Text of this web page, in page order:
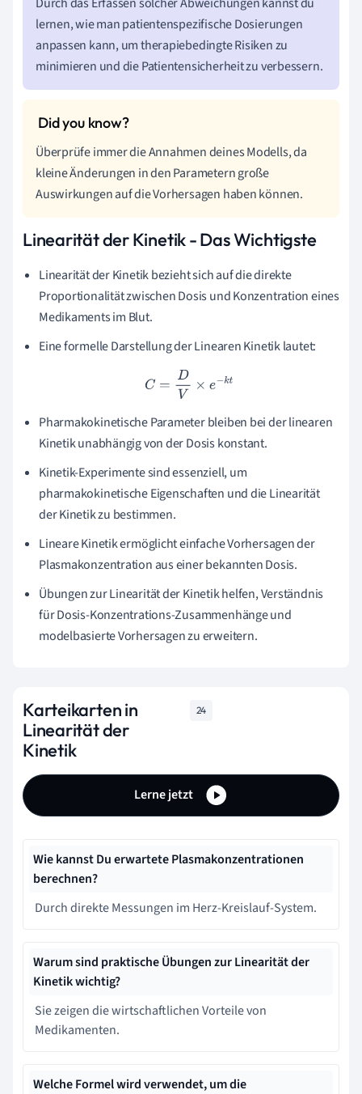
lernen, wie man patientenspezifische Dosierungen
anpassen kann, um therapiebedingte Risiken zu
minimieren und die Patientensicherheit zu verbessern.
Überprüfe immer die Annahmen deines Modells, da
kleine Änderungen in den Parametern große
Auswirkungen auf die Vorhersagen haben können.
Linearität der Kinetik - Das Wichtigste
Linearität der Kinetik bezieht sich auf die direkte
Proportionalität zwischen Dosis und Konzentration eines
Medikaments im Blut.
Eine formelle Darstellung der Linearen Kinetik lautet:
C= DV× e− kt
Pharmakokinetische Parameter bleiben bei der linearen
Kinetik unabhängig von der Dosis konstant.
Kinetik-Experimente sind essenziell, um
pharmakokinetische Eigenschaften und die Linearität
der Kinetik zu bestimmen.
Lineare Kinetik ermöglicht einfache Vorhersagen der
Plasmakonzentration aus einer bekannten Dosis.
Übungen zur Linearität der Kinetik helfen, Verständnis
für Dosis-Konzentrations-Zusammenhänge und
modelbasierte Vorhersagen zu erweitern.
Karteikarten in
Linearität der
Kinetik
24
Lerne jetzt
Wie kannst Du erwartete Plasmakonzentrationen
berechnen?
Durch direkte Messungen im Herz-Kreislauf-System.
Warum sind praktische Übungen zur Linearität der
Kinetik wichtig?
Sie zeigen die wirtschaftlichen Vorteile von
Medikamenten.
Welche Formel wird verwendet, um die